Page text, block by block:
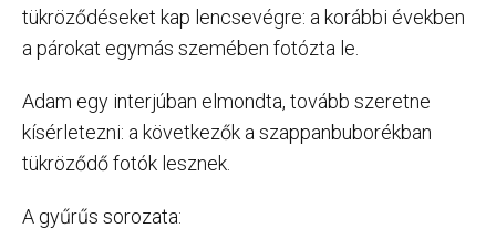
tükröződéseket kap lencsevégre: a korábbi években
a párokat egymás szemében fotózta le.
Adam egy interjúban elmondta, tovább szeretne
kísérletezni: a következők a szappanbuborékban
tükröződő fotók lesznek.
A gyűrűs sorozata: